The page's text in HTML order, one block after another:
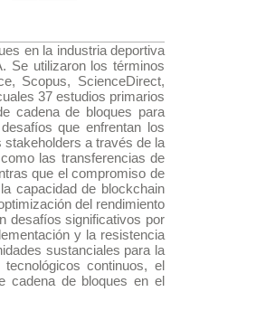
en la industria deportiva
Se utilizaron los términos
Scopus, ScienceDirect,
37 estudios primarios
cadena de bloques para
que enfrentan los
a través de la
las transferencias de
que el compromiso de
capacidad de blockchain
del rendimiento
desafíos significativos por
y la resistencia
sustanciales para la
continuos, el
cadena de bloques en el